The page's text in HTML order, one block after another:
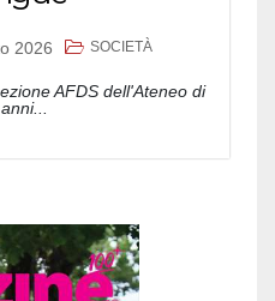
2026 SOCIETÀ
AFDS dell'Ateneo di